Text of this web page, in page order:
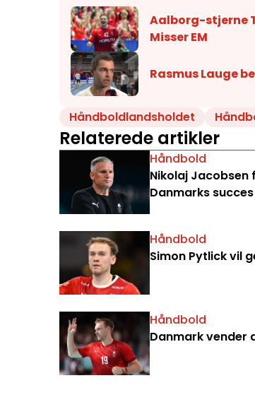
Aalborg-stjerne
Misser EM
Rasmus Lauge
Håndboldlandsholdet
Relaterede artikler
Håndbold
Nikolaj
Danmarks succes
Håndbold
Simon Pytlick vil
Håndbold
Danmark vender